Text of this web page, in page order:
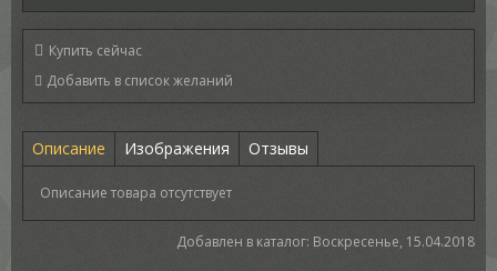
Купить сейчас
Описание Изображения Отзывы
Описание товара отсутствует
Добавлен в каталог: Воскресенье, 15.04.2018